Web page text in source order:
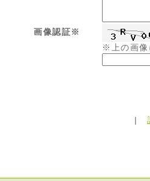
画像認証※
※上の画像
|